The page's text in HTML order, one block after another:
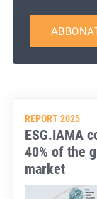
REPORT 2025
ESG.IAMA
40% of the
market